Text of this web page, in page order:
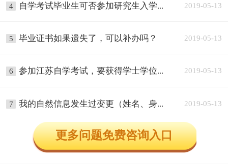
4 自学考试毕业生可否参加研究生入学... 2019-05-13
5 毕业证书如果遗失了，可以补办吗？ 2019-05-13
6 参加江苏自学考试，要获得学士学位... 2019-05-13
7 我的自然信息发生过变更（姓名、身... 2019-05-13
更多问题免费咨询入口